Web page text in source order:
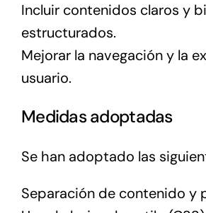
Incluir contenidos claros y
estructurados.
Mejorar la navegación y la
usuario.
Medidas adoptadas
Se han adoptado las
Separación de contenido y